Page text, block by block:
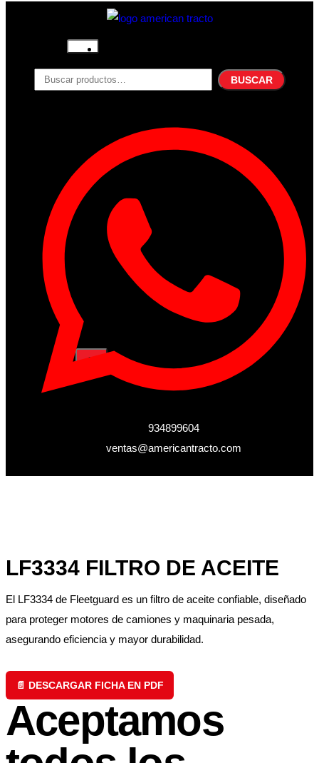
Nosotros
Productos
Refrigerante
Lubricantes
Contacto
Acceder
Iniciar Sesion
Registro
Restablecer la contraseña
X
BUSCAR
934899604
ventas@americantracto.com
LF3334 FILTRO DE ACEITE
El LF3334 de Fleetguard es un filtro de aceite confiable, diseñado
para proteger motores de camiones y maquinaria pesada,
asegurando eficiencia y mayor durabilidad.
📄 DESCARGAR FICHA EN PDF
Aceptamos